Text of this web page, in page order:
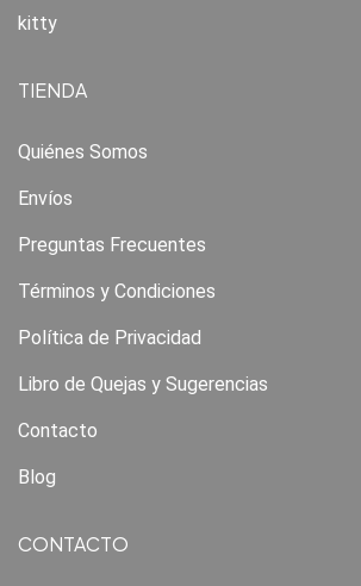
kitty
TIENDA
Quiénes Somos
Envíos
Preguntas Frecuentes
Términos y Condiciones
Política de Privacidad
Libro de Quejas y Sugerencias
Contacto
Blog
CONTACTO